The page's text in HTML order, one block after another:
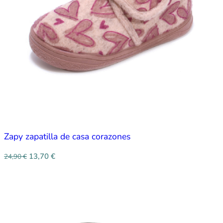
Zapy zapatilla de casa corazones
24,90€ 13,70 €